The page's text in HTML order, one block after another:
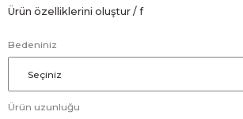
Ürün özelliklerini oluştur / f
Bedeniniz
Ürün uzunluğu